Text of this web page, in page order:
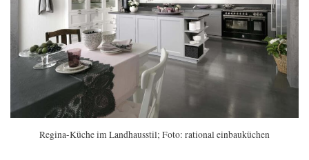
Regina-Küche im Landhausstil; Foto: rational einbauküchen